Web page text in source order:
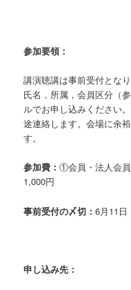
参加要領：
講演聴講は事前受付とな
氏名，所属，会員区分（
ルでお申し込みください
途連絡します。会場に余
す。
参加費：①会員・法人会
1,000円
事前受付の〆切：6月11日
申し込み先：